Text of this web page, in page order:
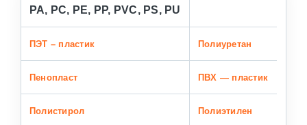
PA, PC, PE, PP, PVC, PS, PU
ПЭТ – пластик Полиуретан
Пенопласт ПВХ — пластик
Пoлистирол Полиэтилeн